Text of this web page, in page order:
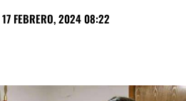
17 FEBRERO, 2024 08:22